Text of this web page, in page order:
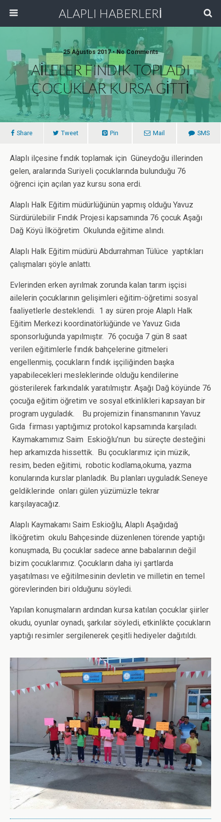
ALAPLI HABERLERİ
25 Ağustos 2017 • No Comments
AİLELER FINDIK TOPLADI
ÇOCUKLAR KURSA GİTTİ
Share Tweet Pin Mail SMS
Alaplı ilçesine fındık toplamak için Güneydoğu illerinden
gelen, aralarında Suriyeli çocuklarında bulunduğu 76
öğrenci için açılan yaz kursu sona erdi.
Alaplı Halk Eğitim müdürlüğünün yapmış olduğu Yavuz
Sürdürülebilir Fındık Projesi kapsamında 76 çocuk Aşağı
Dağ Köyü İlköğretim Okulunda eğitime alındı.
Alaplı Halk Eğitim müdürü Abdurrahman Tülüce yaptıkları
çalışmaları şöyle anlattı.
Evlerinden erken ayrılmak zorunda kalan tarım işçisi
ailelerin çocuklarının gelişimleri eğitim-öğretimi sosyal
faaliyetlerle desteklendi. 1 ay süren proje Alaplı Halk
Eğitim Merkezi koordinatörlüğünde ve Yavuz Gıda
sponsorluğunda yapılmıştır. 76 çocuğa 7 gün 8 saat
verilen eğitimlerle fındık bahçelerine gitmeleri
engellenmiş, çocukların fındık işçiliğinden başka
yapabilecekleri mesleklerinde olduğu kendilerine
gösterilerek farkındalık yaratılmıştır. Aşağı Dağ köyünde 76
çocuğa eğitim öğretim ve sosyal etkinlikleri kapsayan bir
program uyguladık. Bu projemizin finansmanının Yavuz
Gıda firması yaptığımız protokol kapsamında karşıladı.
Kaymakamımız Saim Eskioğlu’nun bu süreçte desteğini
hep arkamızda hissettik. Bu çocuklarımız için müzik,
resim, beden eğitimi, robotic kodlama,okuma, yazma
konularında kurslar planladık. Bu planları uyguladık.Seneye
geldiklerinde onları gülen yüzümüzle tekrar
karşılayacağız.
Alaplı Kaymakamı Saim Eskioğlu, Alaplı Aşağıdağ
İlköğretim okulu Bahçesinde düzenlenen törende yaptığı
konuşmada, Bu çocuklar sadece anne babalarının değil
bizim çocuklarımız. Çocukların daha iyi şartlarda
yaşatılması ve eğitilmesinin devletin ve milletin en temel
görevlerinden biri olduğunu söyledi.
Yapılan konuşmaların ardından kursa katılan çocuklar şiirler
okudu, oyunlar oynadı, şarkılar söyledi, etkinlikte çocukların
yaptığı resimler sergilenerek çeşitli hediyeler dağıtıldı.